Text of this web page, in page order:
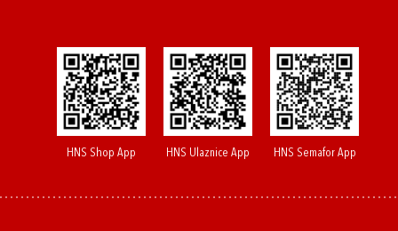
HNS Shop App HNS Ulaznice App HNS Semafor App